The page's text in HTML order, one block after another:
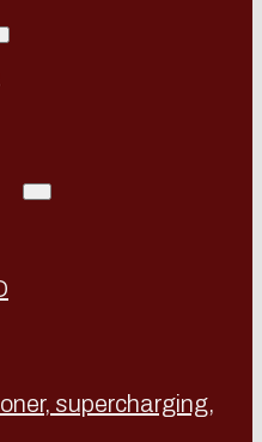
supercharging,